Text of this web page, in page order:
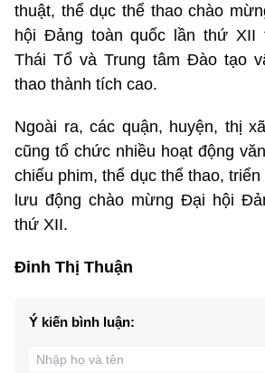
thuật, thể dục thể thao chào
hội Đảng toàn quốc lần thứ XII
Thái Tổ và Trung tâm Đào tạo
thao thành tích cao.
Ngoài ra, các quận, huyện, thị
cũng tổ chức nhiều hoạt động
chiếu phim, thể dục thể thao,
lưu động chào mừng Đại hội
thứ XII.
Đinh Thị Thuận
Ý kiến bình luận: